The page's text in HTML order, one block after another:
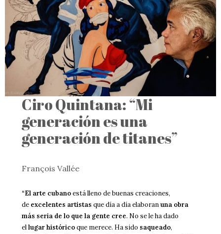
Ciro Quintana: “Mi
generación es una
generación de titanes”
François Vallée
“El arte cubanoestá lleno de buenas creaciones,
de excelentes artistas que día a día elaboranuna obra
más seria de lo que la gente cree. No se le ha dado
ellugar históricoque merece. Ha sido saqueado,